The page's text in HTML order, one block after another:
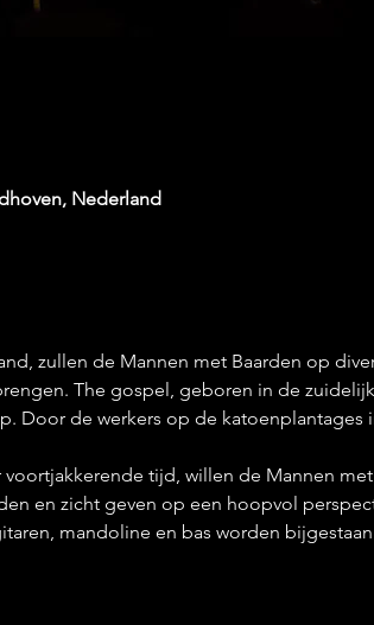
Nederland
zullen de Mannen met Baarden op
The gospel, geboren in de
Door de werkers op de katoenplantages
tijd, willen de Mannen
en zicht geven op een hoopvol
mandoline en bas worden